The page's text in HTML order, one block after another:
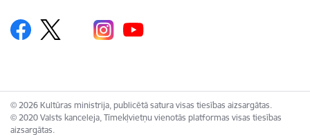
© 2026 Kultūras ministrija, publicētā satura visas tiesības aizsargātas.
© 2020 Valsts kanceleja, Tīmekļvietņu vienotās platformas visas tiesības
aizsargātas.